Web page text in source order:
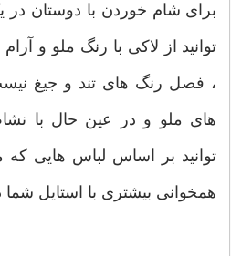
برای شام خوردن با دوستان
توانید از لاکی با رنگ ملو و
، فصل رنگ های تند و جیغ
های ملو و در عین حال با
توانید بر اساس لباس هایی که
همخوانی بیشتری با استایل شما